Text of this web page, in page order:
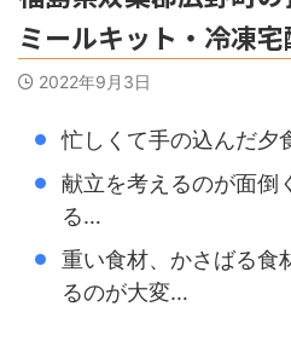
ミールキット・冷凍
2022年9月3日
忙しくて手の込んだ夕
献立を考えるのが面倒
る…
重い食材、かさばる食
るのが大変…